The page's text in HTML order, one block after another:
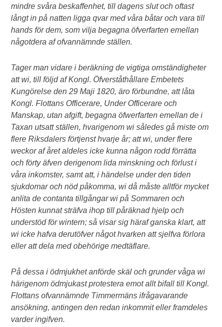
mindre svåra beskaffenhet, till dagens slut och oftast
långt in på natten ligga qvar med våra båtar och vara till
hands för dem, som vilja begagna öfverfarten emellan
någotdera af ofvannämnde ställen.
Tager man vidare i beräkning de vigtiga omständigheter
att wi, till följd af Kongl. Öfverståthållare Embetets
Kungörelse den 29 Maji 1820, äro förbundne, att låta
Kongl. Flottans Officerare, Under Officerare och
Manskap, utan afgift, begagna öfwerfarten emellan de i
Taxan utsatt ställen, hvarigenom wi således gå miste om
flere Riksdalers förtjenst hvarje år; att wi, under flere
weckor af året aldeles icke kunna någon rodd förrätta
och förty äfven derigenom lida minskning och förlust i
våra inkomster, samt att, i händelse under den tiden
sjukdomar och nöd påkomma, wi då måste alltför mycket
anlita de contanta tillgångar wi på Sommaren och
Hösten kunnat sträfva ihop till påräknad hjelp och
understöd för wintern; så visar sig häraf ganska klart, att
wi icke hafva derutöfver något hvarken att sjelfva förlora
eller att dela med obehörige medtäflare.
På dessa i ödmjukhet anförde skäl och grunder våga wi
härigenom ödmjukast protestera emot allt bifall till Kongl.
Flottans ofvannämnde Timmermäns ifrågavarande
ansökning, antingen den redan inkommit eller framdeles
varder ingifven.